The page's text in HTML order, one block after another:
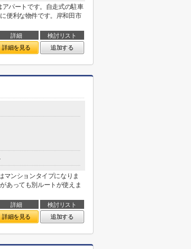
パートです。自走式の駐車
便利な物件です。岸和田市
詳細
検討リスト
詳細を見る 追加する
マンションタイプになりま
あっても別ルートが使えま
詳細
検討リスト
詳細を見る 追加する